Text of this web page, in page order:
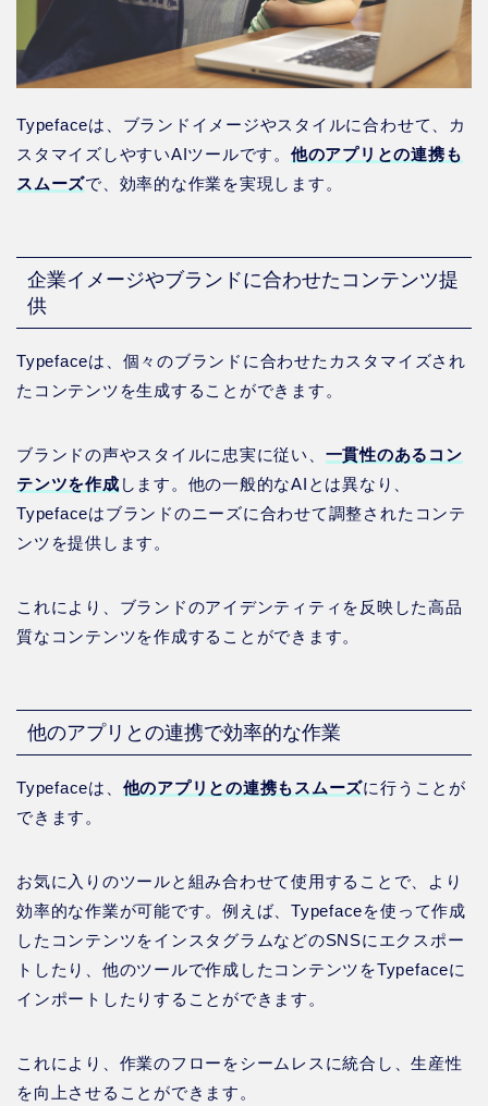
Typefaceは、ブランドイメージやスタイルに合わせて、カ
スタマイズしやすいAIツールです。 他のアプリとの連携も
スムーズで、効率的な作業を実現します。
企業イメージやブランドに合わせたコンテンツ提
供
Typefaceは、個々のブランドに合わせたカスタマイズされ
たコンテンツを生成することができます。
ブランドの声やスタイルに忠実に従い、 一貫性のあるコン
テンツを作成 します。他の一般的なAIとは異なり、
Typefaceはブランドのニーズに合わせて調整されたコンテ
ンツを提供します。
これにより、ブランドのアイデンティティを反映した高品
質なコンテンツを作成することができます。
他のアプリとの連携で効率的な作業
Typefaceは、 他のアプリとの連携もスムーズに行うことが
できます。
お気に入りのツールと組み合わせて使用することで、より
効率的な作業が可能です。例えば、Typefaceを使って作成
したコンテンツをインスタグラムなどのSNSにエクスポー
トしたり、他のツールで作成したコンテンツをTypefaceに
インポートしたりすることができます。
これにより、作業のフローをシームレスに統合し、生産性
を向上させることができます。